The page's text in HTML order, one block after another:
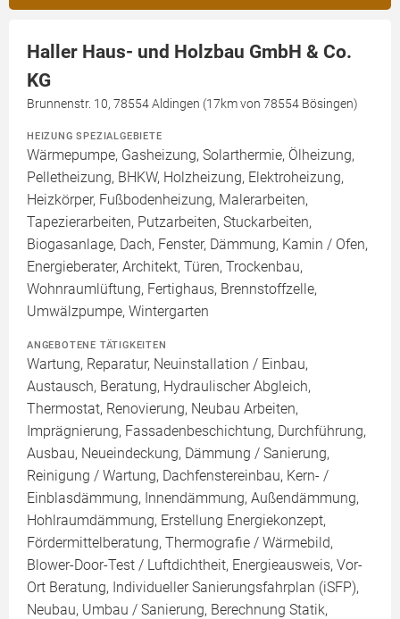
Haller Haus- und Holzbau GmbH & Co.
KG
Brunnenstr. 10, 78554 Aldingen (17km von 78554 Bösingen)
HEIZUNG SPEZIALGEBIETE
Wärmepumpe, Gasheizung, Solarthermie, Ölheizung,
Pelletheizung, BHKW, Holzheizung, Elektroheizung,
Heizkörper, Fußbodenheizung, Malerarbeiten,
Tapezierarbeiten, Putzarbeiten, Stuckarbeiten,
Biogasanlage, Dach, Fenster, Dämmung, Kamin / Ofen,
Energieberater, Architekt, Türen, Trockenbau,
Wohnraumlüftung, Fertighaus, Brennstoffzelle,
Umwälzpumpe, Wintergarten
ANGEBOTENE TÄTIGKEITEN
Wartung, Reparatur, Neuinstallation / Einbau,
Austausch, Beratung, Hydraulischer Abgleich,
Thermostat, Renovierung, Neubau Arbeiten,
Imprägnierung, Fassadenbeschichtung, Durchführung,
Ausbau, Neueindeckung, Dämmung / Sanierung,
Reinigung / Wartung, Dachfenstereinbau, Kern- /
Einblasdämmung, Innendämmung, Außendämmung,
Hohlraumdämmung, Erstellung Energiekonzept,
Fördermittelberatung, Thermografie / Wärmebild,
Blower-Door-Test / Luftdichtheit, Energieausweis, Vor-
Ort Beratung, Individueller Sanierungsfahrplan (iSFP),
Neubau, Umbau / Sanierung, Berechnung Statik,